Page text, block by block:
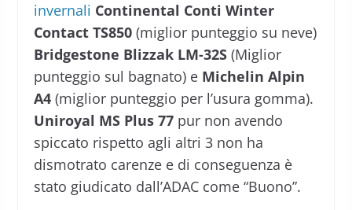
invernali Continental Conti Winter
Contact TS850(miglior punteggio su neve)
Bridgestone Blizzak LM-32S(Miglior
punteggio sul bagnato) e Michelin Alpin
A4(miglior punteggio per l’usura gomma).
Uniroyal MS Plus 77pur non avendo
spiccato rispetto agli altri 3 non ha
dismotrato carenze e di conseguenza è
stato giudicato dall’ADAC come “Buono”.